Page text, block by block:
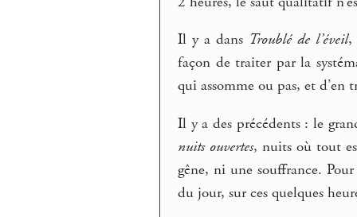
Il y a dans Troublé de l’éveil,
façon de traiter par la
qui assomme ou pas, et
Il y a des précédents : le
nuits ouvertes, nuits où tout
gêne, ni une souffrance.
du jour, sur ces quelques